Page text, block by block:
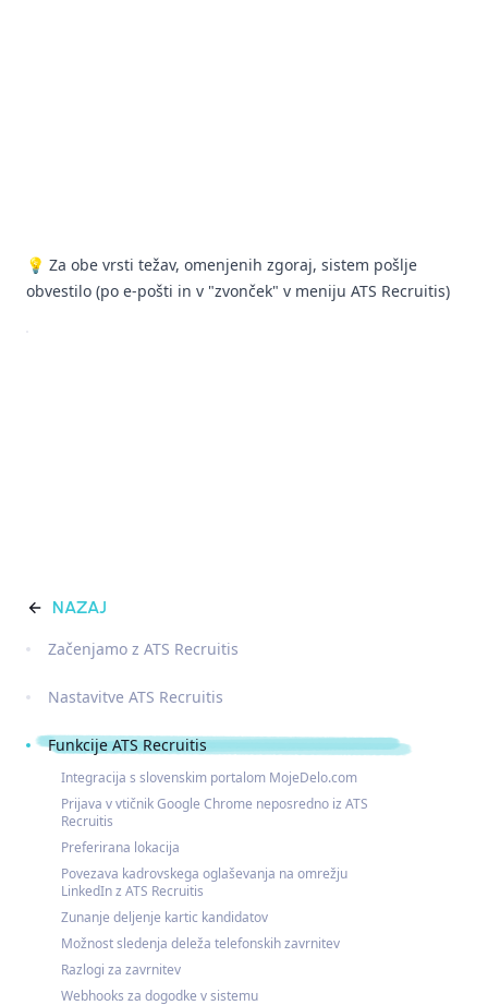
💡 Za obe vrsti težav, omenjenih zgoraj, sistem pošlje
obvestilo (po e-pošti in v "zvonček" v meniju ATS Recruitis)
NAZAJ
Začenjamo z ATS Recruitis
Nastavitve ATS Recruitis
Funkcije ATS Recruitis
Integracija s slovenskim portalom MojeDelo.com
Prijava v vtičnik Google Chrome neposredno iz ATS
Recruitis
Preferirana lokacija
Povezava kadrovskega oglaševanja na omrežju
LinkedIn z ATS Recruitis
Zunanje deljenje kartic kandidatov
Možnost sledenja deleža telefonskih zavrnitev
Razlogi za zavrnitev
Webhooks za dogodke v sistemu